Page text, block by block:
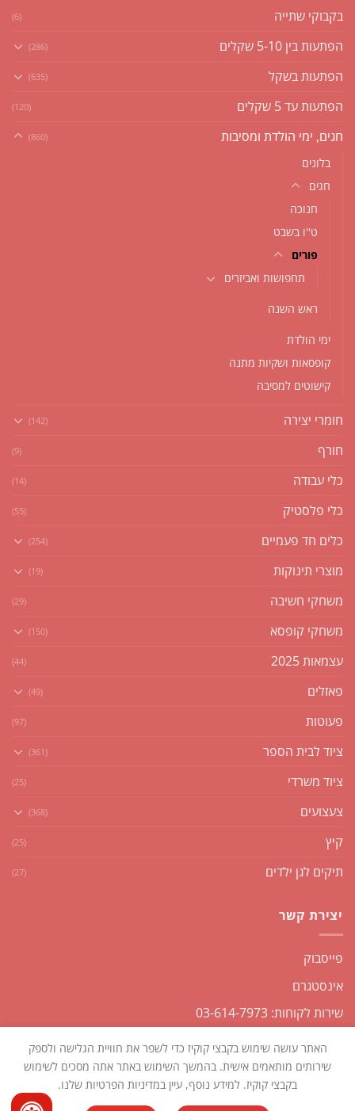
בקבוקי שתייה (6)
הפתעות בין 5-10 שקלים (286)
הפתעות בשקל (635)
הפתעות עד 5 שקלים (120)
חגים, ימי הולדת ומסיבות (860)
בלונים
חגים
חנוכה
ט''ו בשבט
פורים
תחפושות ואביזרים
ראש השנה
ימי הולדת
קופסאות ושקיות מתנה
קישוטים למסיבה
חומרי יצירה (142)
חורף (9)
כלי עבודה (14)
כלי פלסטיק (55)
כלים חד פעמיים (254)
מוצרי תינוקות (19)
משחקי חשיבה (29)
משחקי קופסא (150)
עצמאות 2025 (44)
פאזלים (49)
פעוטות (97)
ציוד לבית הספר (361)
ציוד משרדי (25)
צעצועים (368)
קיץ (25)
תיקים לגן ילדים (27)
יצירת קשר
פייסבוק
אינסטגרם
שירות לקוחות: 03-614-7973
כל הזכויות שמורות2026 © שקליקו| נבנה ומנוהל על ידי WEmanage -
האתר עושה שימוש בקבצי קוקיז כדי לשפר את חוויית הגלישה ולספק
שירותים מותאמים אישית. בהמשך השימוש באתר אתה מסכים לשימוש
בקבצי קוקיז. למידע נוסף, עיין במדיניות הפרטיות שלנו.